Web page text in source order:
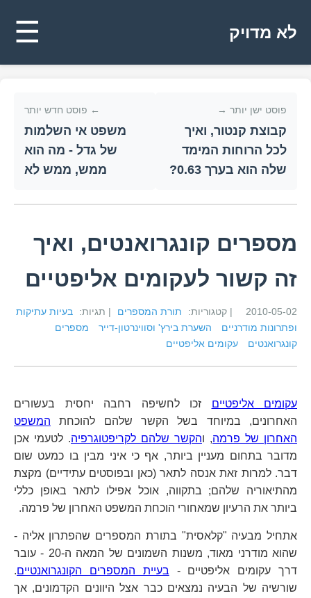
לא מדויק ☰
פוסט ישן יותר →
קבוצת קנטור, ואיך
לכל הרוחות המימד
שלה הוא בערך 0.63?
← פוסט חדש יותר
משפט אי השלמות
של גדל - מה הוא
ממש, ממש לא
מספרים קונגרואנטים, ואיך
זה קשור לעקומים אליפטיים
2010-05-02 | קטגוריות: תורת המספרים | תגיות:
בעיות עתיקות
ופתרונות מודרניים
השערת בירץ' וסווינרטון-דייר
מספרים
קונגרואנטים
עקומים אליפטיים
עקומים אליפטיים זכו לחשיפה רחבה יחסית בעשורים
האחרונים, במיוחד בשל הקשר שלהם להוכחת המשפט
האחרון של פרמה, והקשר שלהם לקריפטוגרפיה. לטעמי אכן
מדובר בתחום מעניין ביותר, אף כי איני מבין בו כמעט שום
דבר. למרות זאת אנסה לתאר (כאן ובפוסטים עתידיים) מקצת
מהתיאוריה שלהם; בתקווה, אוכל אפילו לתאר באופן כללי
ביותר את הרעיון שמאחורי הוכחת המשפט האחרון של פרמה.
אתחיל מבעיה "קלאסית" בתורת המספרים שהפתרון אליה -
שהוא מודרני מאוד, משנות השמונים של המאה ה-20 - עובר
דרך עקומים אליפטיים - בעיית המספרים הקונגרואנטיים.
שורשיה של הבעיה נמצאים כבר אצל היוונים הקדמונים, אך